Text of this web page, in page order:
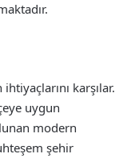
karşılar.
uygun
modern
şehir